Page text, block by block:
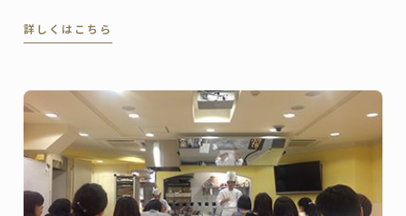
スタート。ニュースレターに登録し、最新の情報をお
詳しくはこちら